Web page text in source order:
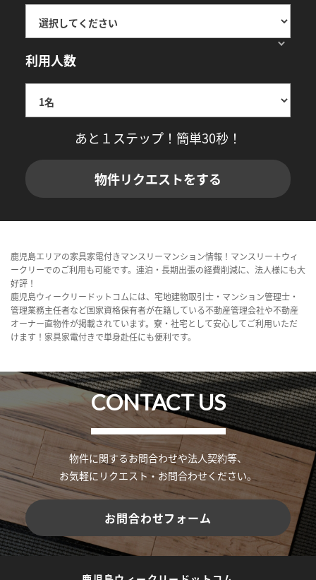
利用人数
あと１ステップ！簡単30秒！
物件リクエストをする
鹿児島エリアの家具家電付きマンスリーマンション情報！マンスリー＋ウィ
ークリーでのご利用も可能です。連泊・長期出張の経費削減に、法人様にも大
好評！
鹿児島ウィークリードットコムには、宅地建物取引士・マンション管理士・
管理業務主任者など国家資格保有者が在籍している不動産管理会社や不動産
オーナー直物件が掲載されています。寮・社宅として安心してご利用いただ
けます！家具家電付きで単身赴任にも便利です。
CONTACT US
物件に関するお問合わせや法人契約等、
お気軽にリクエスト・お問合わせください。
お問合わせフォーム